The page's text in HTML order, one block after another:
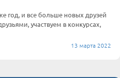
год, и все больше новых друзей
участвуем в конкурсах,
13 марта 2022